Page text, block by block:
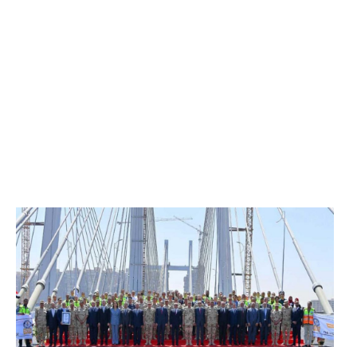
الرئيس عبد الفتاح السيسي يفتتح محور روض الفرج
وكوبري تحيا مصر